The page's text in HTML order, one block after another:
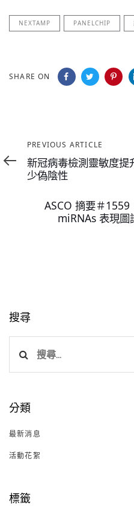
NEXTAMP PANELCHIP
SHARE ON
Previous
Article
PREVIOUS ARTICLE
新冠病毒檢測靈敏度提
少偽陰性
ASCO 摘要＃
miRNAs 表現圖
搜尋
鍵
分類
最新消息
活動花絮
標籤